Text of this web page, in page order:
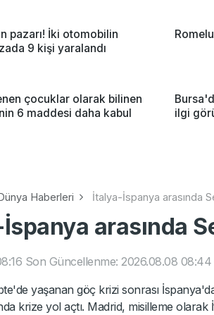
pazarı! İki otomobilin
9 kişi yaralandı
çocuklar olarak bilinen
6 maddesi daha kabul
ilgi
Haberleri İtalya-İspanya arasında
arasında
Son Güncellenme: 2026.08.08 08:44
yaşanan göç krizi sonrası
krize yol açtı. Madrid, misilleme